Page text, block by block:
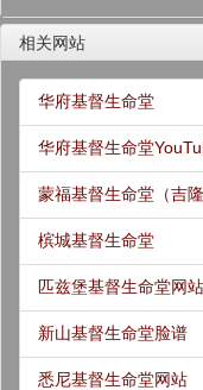
相关网站
华府基督生命堂
华府基督生命堂
蒙福基督生命堂（吉隆
槟城基督生命堂
匹兹堡基督生命堂网站
新山基督生命堂脸谱
悉尼基督生命堂网站